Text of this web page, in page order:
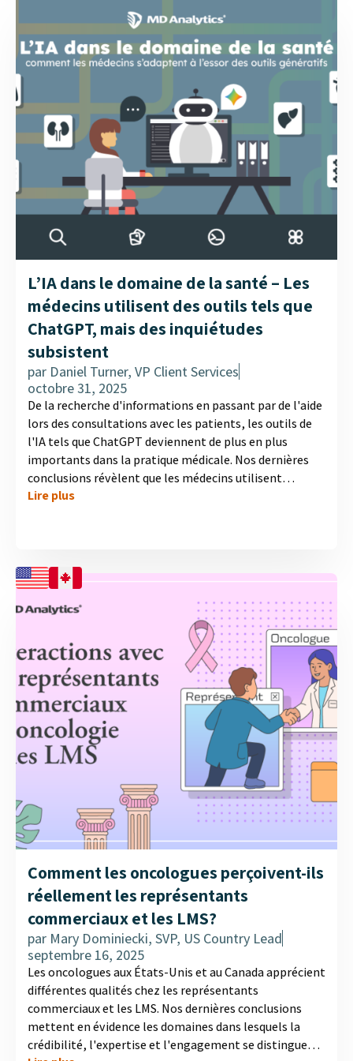
dans notre nouvelle infographie présentant...
L’IA dans le domaine de la santé – Les
médecins utilisent des outils tels que
ChatGPT, mais des inquiétudes
subsistent
par Daniel Turner, VP Client Services
octobre 31, 2025
De la recherche d'informations en passant par de l'aide
lors des consultations avec les patients, les outils de
l'IA tels que ChatGPT deviennent de plus en plus
importants dans la pratique médicale. Nos dernières
conclusions révèlent que les médecins utilisent
largement ces technologies dans leur pratique et que
passent plus de temps à corriger les idées fausses des
patients. Découvrez le tableau complet dans notre
nouvelle infographie qui explore la manière dont les
Lire plus
Comment les oncologues perçoivent-ils
réellement les représentants
commerciaux et les LMS?
par Mary Dominiecki, SVP, US Country Lead
septembre 16, 2025
Les oncologues aux États-Unis et au Canada apprécient
différentes qualités chez les représentants
commerciaux et les LMS. Nos dernières conclusions
mettent en évidence les domaines dans lesquels la
crédibilité, l'expertise et l'engagement se distinguent,